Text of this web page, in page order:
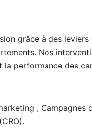
grâce à des
Nos
performance des
; Campagnes